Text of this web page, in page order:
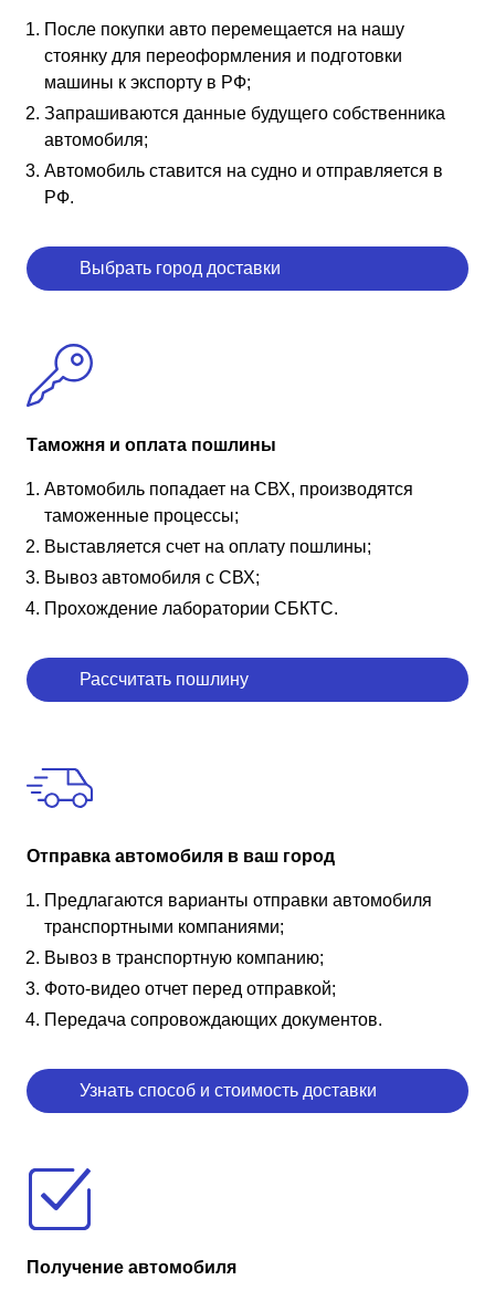
После покупки авто перемещается на нашу
стоянку для переоформления и подготовки
машины к экспорту в РФ;
Запрашиваются данные будущего собственника
автомобиля;
Автомобиль ставится на судно и отправляется в
РФ.
Выбрать город доставки
Таможня и оплата пошлины
Автомобиль попадает на СВХ, производятся
таможенные процессы;
Выставляется счет на оплату пошлины;
Вывоз автомобиля с СВХ;
Прохождение лаборатории СБКТС.
Рассчитать пошлину
Отправка автомобиля в ваш город
Предлагаются варианты отправки автомобиля
транспортными компаниями;
Вывоз в транспортную компанию;
Фото-видео отчет перед отправкой;
Передача сопровождающих документов.
Узнать способ и стоимость доставки
Получение автомобиля